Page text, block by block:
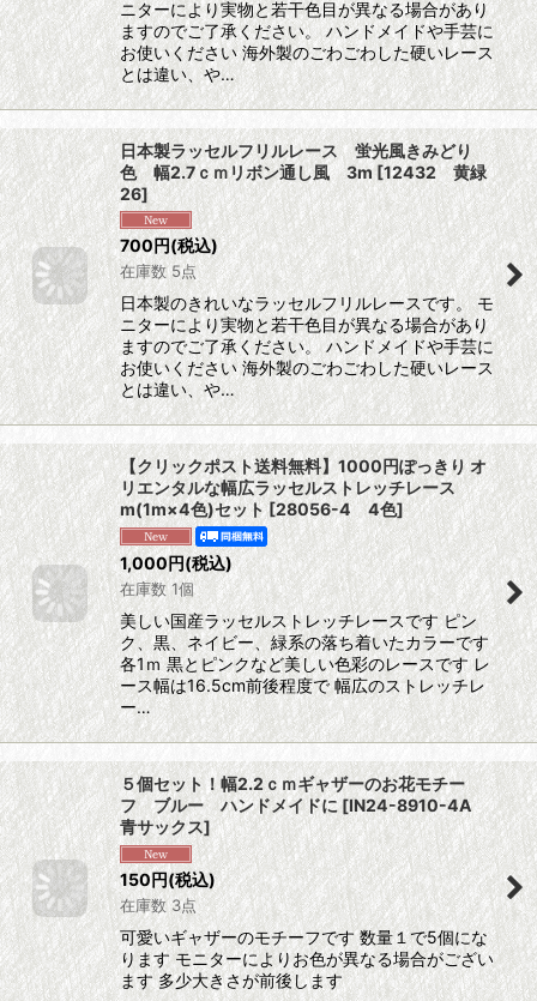
ニターにより実物と若干色目が異なる場合があり
ますのでご了承ください。 ハンドメイドや手芸に
お使いください 海外製のごわごわした硬いレース
とは違い、や…
日本製ラッセルフリルレース 蛍光風きみどり
色 幅2.7ｃｍリボン通し風 3m [12432 黄緑
26]
700円(税込)
在庫数 5点
日本製のきれいなラッセルフリルレースです。 モ
ニターにより実物と若干色目が異なる場合があり
ますのでご了承ください。 ハンドメイドや手芸に
お使いください 海外製のごわごわした硬いレース
とは違い、や…
【クリックポスト送料無料】1000円ぽっきり オ
リエンタルな幅広ラッセルストレッチレース
m(1m×4色)セット[28056-4 4色]
1,000円(税込)
在庫数 1個
美しい国産ラッセルストレッチレースです ピン
ク、黒、ネイビー、緑系の落ち着いたカラーです
各1ｍ 黒とピンクなど美しい色彩のレースです レ
ース幅は16.5cm前後程度で 幅広のストレッチレ
ー…
５個セット！幅2.2ｃｍギャザーのお花モチー
フ ブルー ハンドメイドに [IN24-8910-4A
青サックス]
150円(税込)
在庫数 3点
可愛いギャザーのモチーフです 数量１で5個にな
ります モニターによりお色が異なる場合がござい
ます 多少大きさが前後します